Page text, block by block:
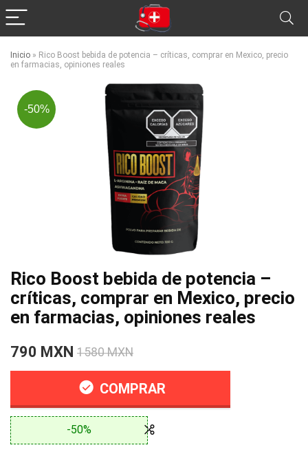
Inicio » Rico Boost bebida de potencia – críticas, comprar en Mexico, precio
en farmacias, opiniones reales
-50%
Rico Boost bebida de potencia –
críticas, comprar en Mexico, precio
en farmacias, opiniones reales
790 MXN 1580 MXN
COMPRAR
-50%